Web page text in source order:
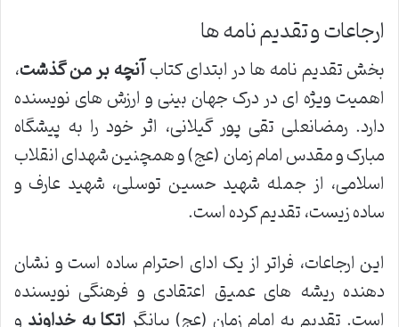
ارجاعات و تقدیم نامه ها
بخش تقدیم نامه ها در ابتدای کتابآنچه بر من گذشت،
اهمیت ویژه ای در درک جهان بینی و ارزش های نویسنده
دارد. رمضانعلی تقی پور گیلانی، اثر خود را به پیشگاه
مبارک و مقدس امام زمان (عج) و همچنین شهدای انقلاب
اسلامی، از جمله شهید حسین توسلی، شهید عارف و
ساده زیست، تقدیم کرده است.
این ارجاعات، فراتر از یک ادای احترام ساده است و نشان
دهنده ریشه های عمیق اعتقادی و فرهنگی نویسنده